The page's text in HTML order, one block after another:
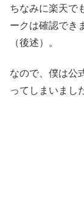
ちなみに楽天で
ークは確認でき
（後述）。
なので、僕は公
ってしまいまし